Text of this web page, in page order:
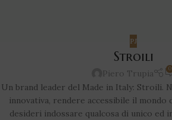
PJ
Stroili
Piero Trupia 0
Un brand leader del Made in Italy: Stroili.
innovativa, rendere accessibile il mondo
desideri indossare qualcosa di unico ed